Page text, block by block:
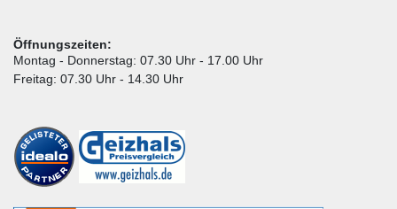
Öffnungszeiten:
Montag - Donnerstag: 07.30 Uhr - 17.00 Uhr
Freitag: 07.30 Uhr - 14.30 Uhr